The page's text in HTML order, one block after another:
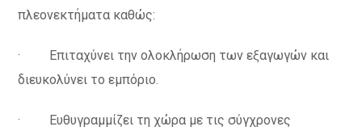
πλεονεκτήματα καθώς:
· Επιταχύνει την ολοκλήρωση των εξαγωγών και
διευκολύνει το εμπόριο.
· Ευθυγραμμίζει τη χώρα με τις σύγχρονες